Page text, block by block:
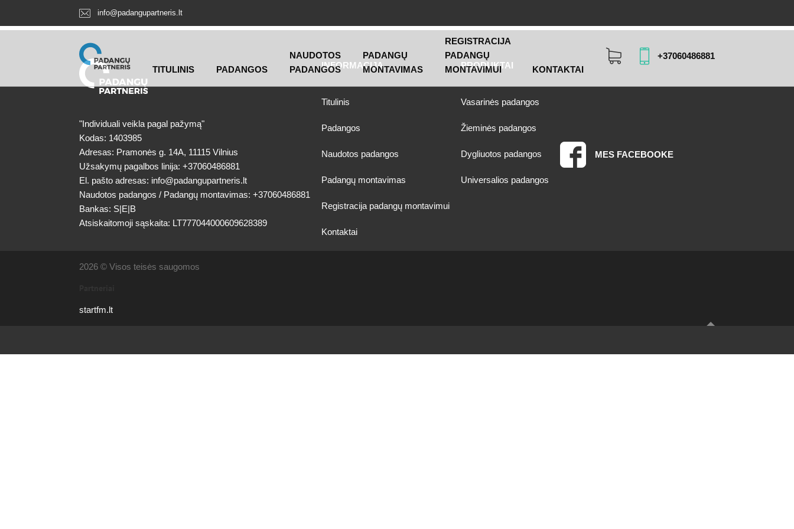
info@padangupartneris.lt
TITULINIS PADANGOS
NAUDOTOS
PADANGOS
PADANGŲ
MONTAVIMAS
REGISTRACIJA
PADANGŲ
MONTAVIMUI
KONTAKTAI
+37060486881
"Individuali veikla pagal pažymą"
Kodas: 1403985
Adresas: Pramonės g. 14A, 11115 Vilnius
Užsakymų pagalbos linija:+37060486881
El. pašto adresas: info@padangupartneris.lt
Naudotos padangos / Padangų montavimas:+37060486881
Bankas: S|E|B
Atsiskaitomoji sąskaita: LT777044000609628389
INFORMACIJA
Titulinis
Padangos
Naudotos padangos
Padangų montavimas
Registracija padangų montavimui
Kontaktai
PRODUKTAI
Vasarinės padangos
Žieminės padangos
Dygliuotos padangos
Universalios padangos
MES FACEBOOKE
2026 © Visos teisės saugomos
startfm.lt